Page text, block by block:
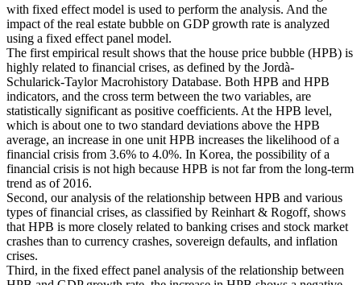
with fixed effect model is used to perform the analysis. And the
impact of the real estate bubble on GDP growth rate is analyzed
using a fixed effect panel model.
The first empirical result shows that the house price bubble (HPB) is
highly related to financial crises, as defined by the Jordà-
Schularick-Taylor Macrohistory Database. Both HPB and HPB
indicators, and the cross term between the two variables, are
statistically significant as positive coefficients. At the HPB level,
which is about one to two standard deviations above the HPB
average, an increase in one unit HPB increases the likelihood of a
financial crisis from 3.6% to 4.0%. In Korea, the possibility of a
financial crisis is not high because HPB is not far from the long-term
trend as of 2016.
Second, our analysis of the relationship between HPB and various
types of financial crises, as classified by Reinhart & Rogoff, shows
that HPB is more closely related to banking crises and stock market
crashes than to currency crashes, sovereign defaults, and inflation
crises.
Third, in the fixed effect panel analysis of the relationship between